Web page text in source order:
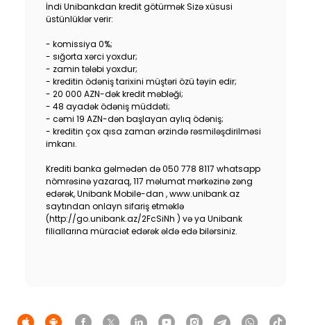
Cashback
Tariffs
Human Resources
Contact us
F.A.Q
İndi Unibankdan kredit götürmək Sizə xüsusi
üstünlüklər verir:
- komissiya 0%;
- sığorta xərci yoxdur;
- zamin tələbi yoxdur;
- kreditin ödəniş tarixini müştəri özü təyin edir;
- 20 000 AZN-dək kredit məbləği;
- 48 ayadək ödəniş müddəti;
- cəmi 19 AZN-dən başlayan aylıq ödəniş;
- kreditin çox qısa zaman ərzində rəsmiləşdirilməsi
imkanı.
Krediti banka gəlmədən də 050 778 8117 whatsapp
nömrəsinə yazaraq, 117 məlumat mərkəzinə zəng
edərək, Unibank Mobile-dan , www.unibank.az
saytından onlayn sifariş etməklə
(http://go.unibank.az/2FcSiNh ) və ya Unibank
filiallarına müraciət edərək əldə edə bilərsiniz.